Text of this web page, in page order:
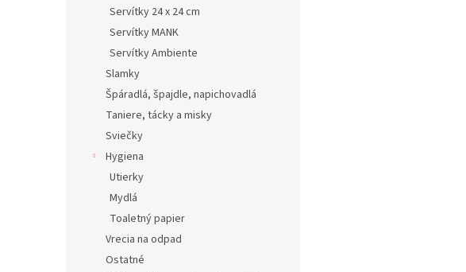
Servítky 24 x 24 cm
Servítky MANK
Servítky Ambiente
Slamky
Špáradlá, špajdle, napichovadlá
Taniere, tácky a misky
Sviečky
Hygiena
Utierky
Mydlá
Toaletný papier
Vrecia na odpad
Ostatné